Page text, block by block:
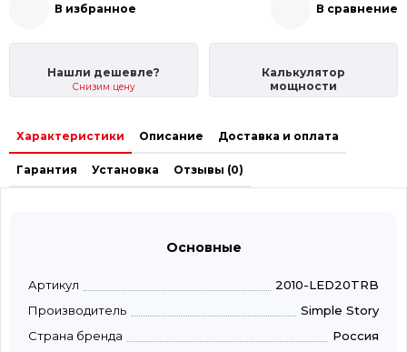
В избранное В сравнение
Нашли дешевле?
Снизим цену
Калькулятор
мощности
Характеристики Описание Доставка и оплата
Гарантия Установка Отзывы (0)
Основные
Артикул
2010-LED20TRB
Производитель
Simple Story
Страна бренда
Россия